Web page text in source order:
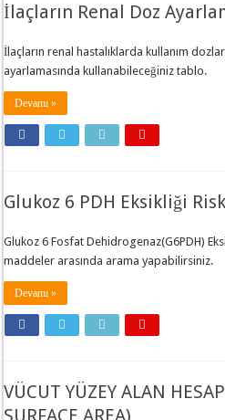
İlaçların Renal Doz
İlaçların renal hastalıklarda kullanım
ayarlamasında kullanabileceğiniz tablo.
Devamı »
Glukoz 6 PDH Eksikliği
Glukoz 6 Fosfat Dehidrogenaz(G6PDH)
maddeler arasında arama yapabilirsiniz.
Devamı »
VÜCUT YÜZEY ALAN